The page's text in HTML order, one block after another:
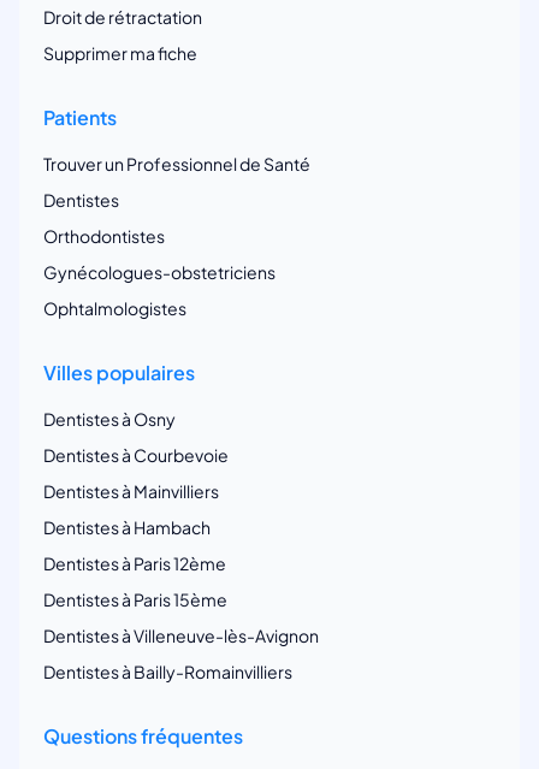
Droit de rétractation
Supprimer ma fiche
Patients
Trouver un Professionnel de Santé
Dentistes
Orthodontistes
Gynécologues-obstetriciens
Ophtalmologistes
Villes populaires
Dentistes à Osny
Dentistes à Courbevoie
Dentistes à Mainvilliers
Dentistes à Hambach
Dentistes à Paris 12ème
Dentistes à Paris 15ème
Dentistes à Villeneuve-lès-Avignon
Dentistes à Bailly-Romainvilliers
Questions fréquentes